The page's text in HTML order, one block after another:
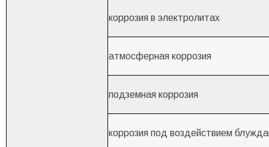
коррозия в электролитах
атмосферная коррозия
подземная коррозия
коррозия под воздействием